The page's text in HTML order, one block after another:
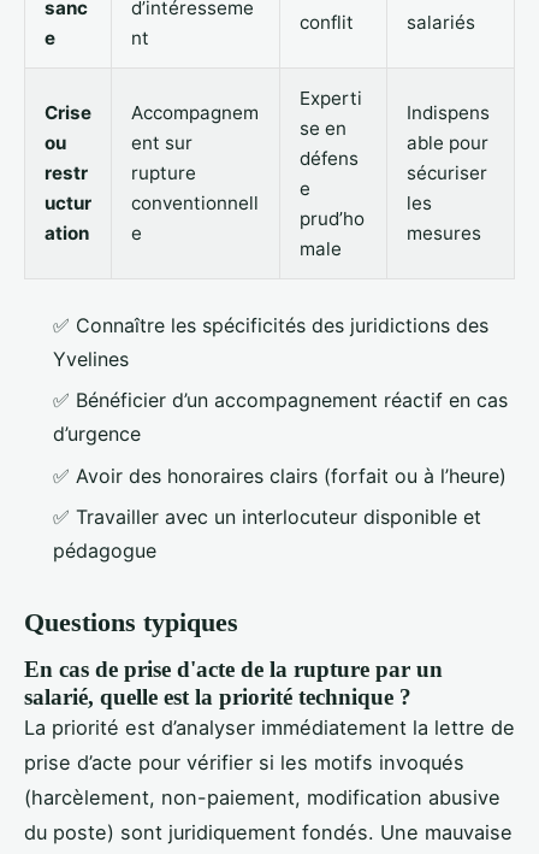
sanc
e
d’intéresseme
nt
conflit
salariés
Crise
ou
restr
uctur
ation
Accompagnem
ent sur
rupture
conventionnell
e
Experti
se en
défens
e
prud’ho
male
Indispens
able pour
sécuriser
les
mesures
✅ Connaître les spécificités des juridictions des
Yvelines
✅ Bénéficier d’un accompagnement réactif en cas
d’urgence
✅ Avoir des honoraires clairs (forfait ou à l’heure)
✅ Travailler avec un interlocuteur disponible et
pédagogue
Questions typiques
En cas de prise d'acte de la rupture par un
salarié, quelle est la priorité technique ?
La priorité est d’analyser immédiatement la lettre de
prise d’acte pour vérifier si les motifs invoqués
(harcèlement, non-paiement, modification abusive
du poste) sont juridiquement fondés. Une mauvaise